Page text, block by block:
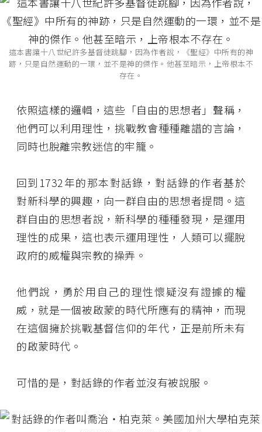
這本書讓十八世紀許多基督徒跳腳，因為作者說，《聖經》中所有的神
跡，只是自然運動的一環，並不是神的傑作。他甚至暗示，上帝根本不
存在。
依照這樣的邏輯，這些「自由的思想者」聲稱，
他們可以利用理性，挑戰教會種種離譜的言論，
同時也脫離宗教迷信的牢籠。
回到1732年的那本對話錄，對話錄的作者基於
對新科學的興趣，向一群自由的思想者提問。這
群自由的思想者說，新科學的種種發現，是運用
理性的成果，這也表示運用理性，人類可以擺脫
政府的威權與宗教的操弄。
他們說，勇於用自己的理性懷疑沒有證據的權
威，就是一個被啟蒙的時代所應有的精神，而現
在這個擁於挑戰基督信仰的年代，正是前所未有
的啟蒙時代。
可惜的是，對話錄的作者並沒有被說服。